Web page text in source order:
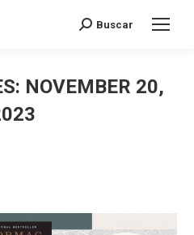
Search:
Buscar
NOVEMBER 20,